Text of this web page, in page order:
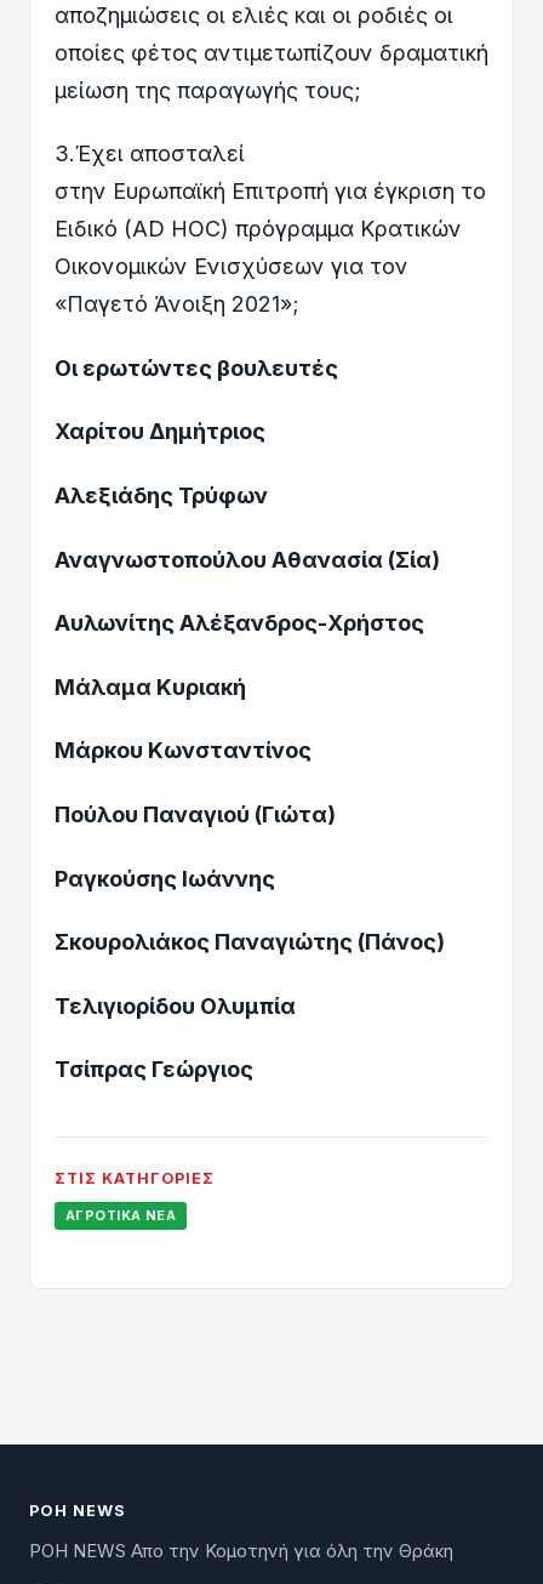
αποζημιώσεις οι ελιές και οι ροδιές οι
οποίες φέτος αντιμετωπίζουν δραματική
μείωση της παραγωγής τους;
3.Έχει αποσταλεί
στην Ευρωπαϊκή Επιτροπή για έγκριση το
Ειδικό (AD HOC) πρόγραμμα Κρατικών
Οικονομικών Ενισχύσεων για τον
«Παγετό Άνοιξη 2021»;
Οι ερωτώντες βουλευτές
Χαρίτου Δημήτριος
Αλεξιάδης Τρύφων
Αναγνωστοπούλου Αθανασία (Σία)
Αυλωνίτης Αλέξανδρος-Χρήστος
Μάλαμα Κυριακή
Μάρκου Κωνσταντίνος
Πούλου Παναγιού (Γιώτα)
Ραγκούσης Ιωάννης
Σκουρολιάκος Παναγιώτης (Πάνος)
Τελιγιορίδου Ολυμπία
Τσίπρας Γεώργιος
ΣΤΙΣ ΚΑΤΗΓΟΡΊΕΣ
ΑΓΡΟΤΙΚΆ ΝΈΑ
ΡΟΗ NEWS
ΡΟΗ NEWS Απο την Κομοτηνή για όλη την Θράκη